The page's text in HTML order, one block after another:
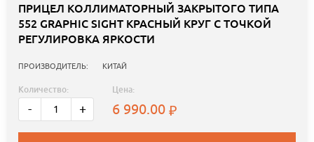
ПРИЦЕЛ КОЛЛИМАТОРНЫЙ ЗАКРЫТОГО ТИПА
552 GRAPHIC SIGHT КРАСНЫЙ КРУГ С ТОЧКОЙ
РЕГУЛИРОВКА ЯРКОСТИ
ПРОИЗВОДИТЕЛЬ: КИТАЙ
Количество:
- +
Цена:
6 990.00